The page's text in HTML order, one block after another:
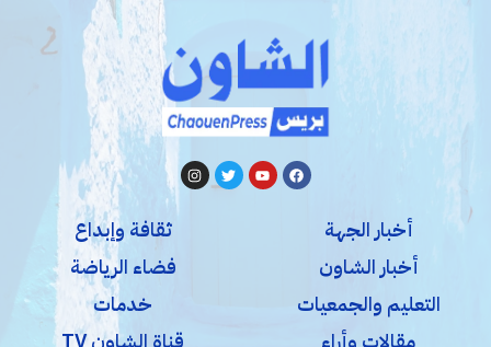
أخبار الجهة
أخبار الشاون
التعليم والجمعيات
ثقافة وإبداع
فضاء الرياضة
خدمات